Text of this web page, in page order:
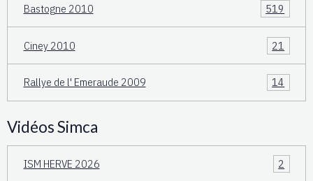
Bastogne 2010 519
Ciney 2010 21
Rallye de l' Emeraude 2009 14
Vidéos Simca
ISM HERVE 2026 2